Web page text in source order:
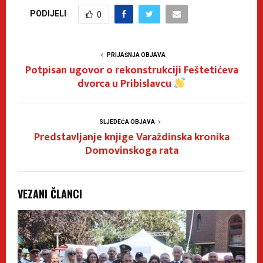
PODIJELI 0
PRIJAŠNJA OBJAVA
Potpisan ugovor o rekonstrukciji Feštetićeva
dvorca u Pribislavcu
SLJEDEĆA OBJAVA
Predstavljanje knjige Varaždinska kronika
Domovinskoga rata
VEZANI ČLANCI